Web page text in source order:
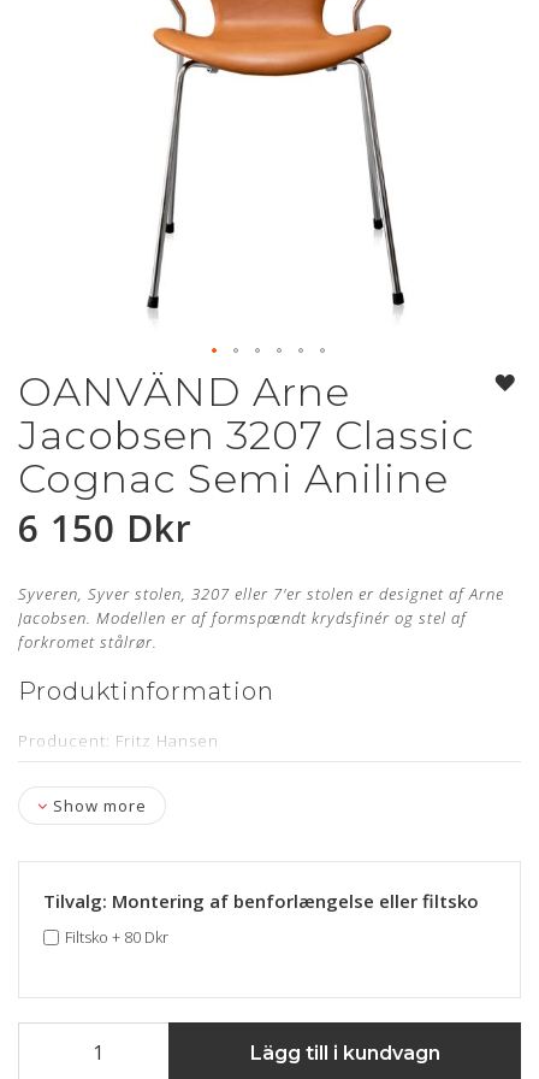
Hoppa
till
början
av
bildgalleriet
OANVÄND Arne
Jacobsen 3207 Classic
Cognac Semi Aniline
6 150 Dkr
Syveren, Syver stolen, 3207 eller 7'er stolen er designet af Arne
Jacobsen. Modellen er af formspændt krydsfinér og stel af
forkromet stålrør.
Produktinformation
Producent: Fritz Hansen
Model: 3207
Levering: kontakt os for estimat
Stelnummer & 5 års garanti
Show more
Tilvalg: Montering af benforlængelse eller filtsko
Filtsko + 80 Dkr
Lägg till i kundvagn